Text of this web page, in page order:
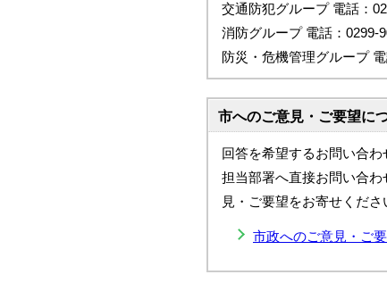
交通防犯グループ 電話：
消防グループ 電話：0299-
防災・危機管理グループ
市へのご意見・ご要望に
回答を希望するお問い合
担当部署へ直接お問い合
見・ご要望をお寄せくだ
市政へのご意見・ご